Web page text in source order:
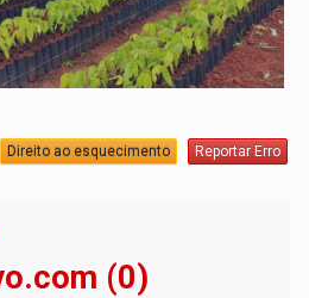
Direito ao esquecimento Reportar Erro
(0)